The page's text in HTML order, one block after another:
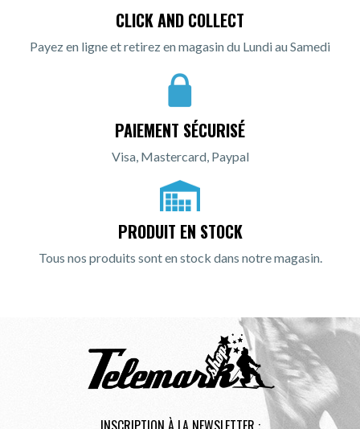
CLICK AND COLLECT
Payez en ligne et retirez en magasin du Lundi au Samedi
PAIEMENT SÉCURISÉ
Visa, Mastercard, Paypal
PRODUIT EN STOCK
Tous nos produits sont en stock dans notre magasin.